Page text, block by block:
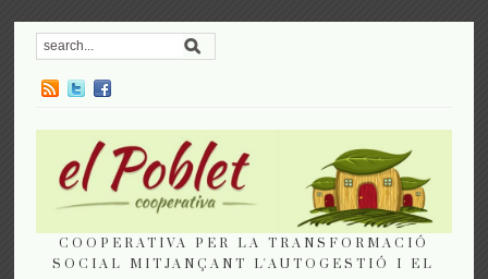
COOPERATIVA PER LA TRANSFORMACIÓ
SOCIAL MITJANÇANT L'AUTOGESTIÓ I EL